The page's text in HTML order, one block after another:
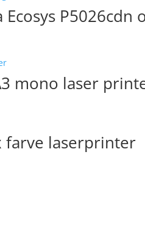
P5026cdn
mono laser
farve laserprinter